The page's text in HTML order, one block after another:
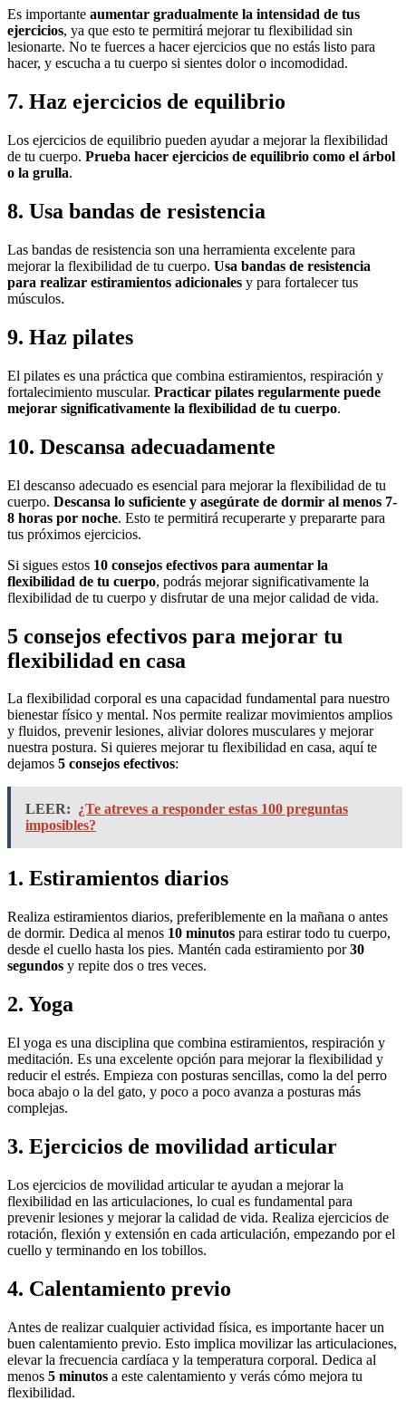
Es importante aumentar gradualmente la intensidad de tus
ejercicios, ya que esto te permitirá mejorar tu flexibilidad sin
lesionarte. No te fuerces a hacer ejercicios que no estás listo para
hacer, y escucha a tu cuerpo si sientes dolor o incomodidad.
7. Haz ejercicios de equilibrio
Los ejercicios de equilibrio pueden ayudar a mejorar la flexibilidad
de tu cuerpo. Prueba hacer ejercicios de equilibrio como el árbol
o la grulla.
8. Usa bandas de resistencia
Las bandas de resistencia son una herramienta excelente para
mejorar la flexibilidad de tu cuerpo. Usa bandas de resistencia
para realizar estiramientos adicionales y para fortalecer tus
músculos.
9. Haz pilates
El pilates es una práctica que combina estiramientos, respiración y
fortalecimiento muscular. Practicar pilates regularmente puede
mejorar significativamente la flexibilidad de tu cuerpo.
10. Descansa adecuadamente
El descanso adecuado es esencial para mejorar la flexibilidad de tu
cuerpo. Descansa lo suficiente y asegúrate de dormir al menos 7-
8 horas por noche. Esto te permitirá recuperarte y prepararte para
tus próximos ejercicios.
Si sigues estos 10 consejos efectivos para aumentar la
flexibilidad de tu cuerpo, podrás mejorar significativamente la
flexibilidad de tu cuerpo y disfrutar de una mejor calidad de vida.
5 consejos efectivos para mejorar tu
flexibilidad en casa
La flexibilidad corporal es una capacidad fundamental para nuestro
bienestar físico y mental. Nos permite realizar movimientos amplios
y fluidos, prevenir lesiones, aliviar dolores musculares y mejorar
nuestra postura. Si quieres mejorar tu flexibilidad en casa, aquí te
dejamos 5 consejos efectivos:
LEER: ¿Te atreves a responder estas 100 preguntas
imposibles?
1. Estiramientos diarios
Realiza estiramientos diarios, preferiblemente en la mañana o antes
de dormir. Dedica al menos 10 minutos para estirar todo tu cuerpo,
desde el cuello hasta los pies. Mantén cada estiramiento por30
segundos y repite dos o tres veces.
2. Yoga
El yoga es una disciplina que combina estiramientos, respiración y
meditación. Es una excelente opción para mejorar la flexibilidad y
reducir el estrés. Empieza con posturas sencillas, como la del perro
boca abajo o la del gato, y poco a poco avanza a posturas más
complejas.
3. Ejercicios de movilidad articular
Los ejercicios de movilidad articular te ayudan a mejorar la
flexibilidad en las articulaciones, lo cual es fundamental para
prevenir lesiones y mejorar la calidad de vida. Realiza ejercicios de
rotación, flexión y extensión en cada articulación, empezando por el
cuello y terminando en los tobillos.
4. Calentamiento previo
Antes de realizar cualquier actividad física, es importante hacer un
buen calentamiento previo. Esto implica movilizar las articulaciones,
elevar la frecuencia cardíaca y la temperatura corporal. Dedica al
menos 5 minutos a este calentamiento y verás cómo mejora tu
flexibilidad.